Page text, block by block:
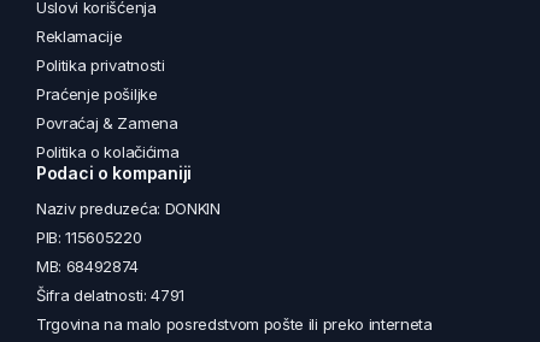
Uslovi korišćenja
Reklamacije
Politika privatnosti
Praćenje pošiljke
Povraćaj & Zamena
Politika o kolačićima
Podaci o kompaniji
Naziv preduzeća: DONKIN
PIB: 115605220
MB: 68492874
Šifra delatnosti: 4791
Trgovina na malo posredstvom pošte ili preko interneta